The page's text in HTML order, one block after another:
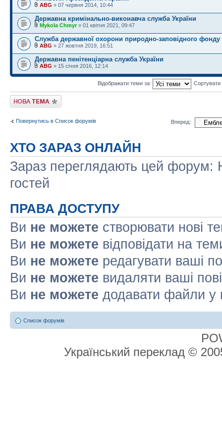
ABG » 07 червня 2014, 10:44
Державна кримінально-виконавча служба України
Mykola Chmyr» 01 квітня 2021, 09:47
Служба державної охорони природно-заповідного фонду
ABG » 27 жовтня 2019, 16:51
Державна пенітенціарна служба України
ABG » 15 січня 2016, 12:14
Відображати теми за:
Створити нову тему
Повернутись в Список форумів Вперед:
ХТО ЗАРАЗ ОНЛАЙН
Зараз переглядають цей форум:
гостей
ПРАВА ДОСТУПУ
Ви не можете створювати нові
Ви не можете відповідати на
Ви не можете редагувати ваші
Ви не можете видаляти ваші
Ви не можете додавати файли у
Список форумів
Український переклад ©